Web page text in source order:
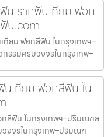
น รากฟันเทียม ฟอก
น.com
ยม ฟอกสีฟัน ในกรุงเทพฯ–
รมครบวงจรในกรุงเทพ–
เทียม ฟอกสีฟัน ใน
สีฟัน ในกรุงเทพฯ–ปริมณฑล
งจรในกรุงเทพ–ปริมณฑ